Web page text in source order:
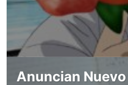
Anuncian